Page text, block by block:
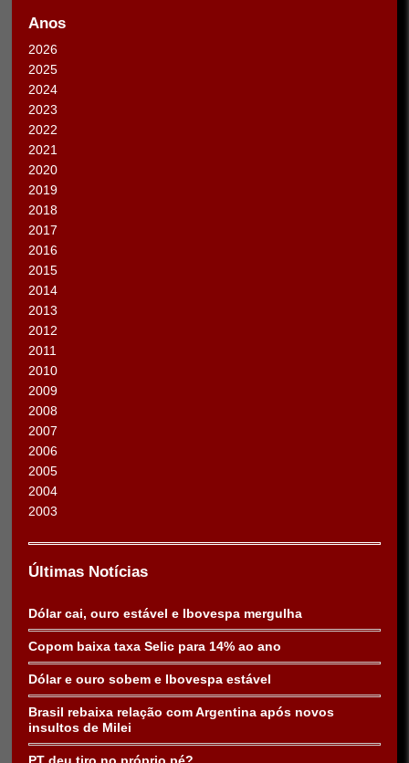
Anos
2026
2025
2024
2023
2022
2021
2020
2019
2018
2017
2016
2015
2014
2013
2012
2011
2010
2009
2008
2007
2006
2005
2004
2003
Últimas Notícias
Dólar cai, ouro estável e Ibovespa mergulha
Copom baixa taxa Selic para 14% ao ano
Dólar e ouro sobem e Ibovespa estável
Brasil rebaixa relação com Argentina após novos
insultos de Milei